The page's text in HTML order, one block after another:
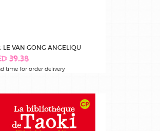
LE VAN GONG ANGELIQU
39.38
time for order delivery